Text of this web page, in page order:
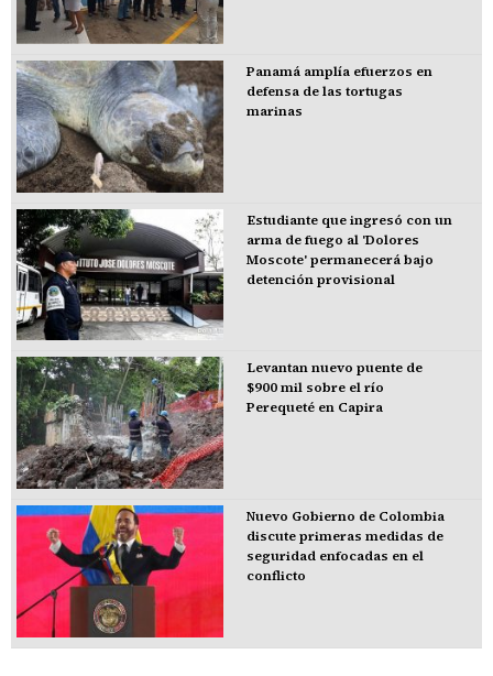
Panamá amplía efuerzos en
defensa de las tortugas
marinas
Estudiante que ingresó con un
arma de fuego al 'Dolores
Moscote' permanecerá bajo
detención provisional
Levantan nuevo puente de
$900 mil sobre el río
Perequeté en Capira
Nuevo Gobierno de Colombia
discute primeras medidas de
seguridad enfocadas en el
conflicto